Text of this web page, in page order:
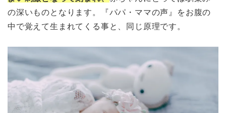
の深いものとなります。『パパ・ママの声』をお腹の
中で覚えて生まれてくる事と、同じ原理です。